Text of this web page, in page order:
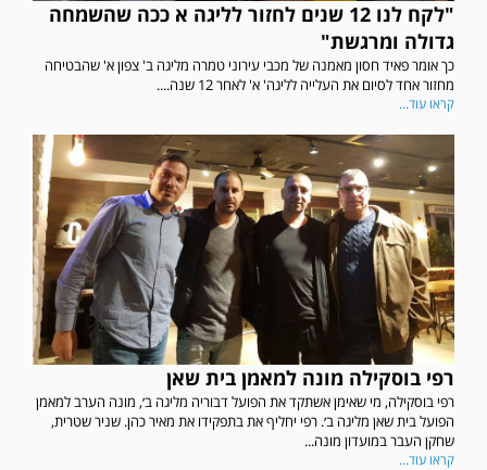
"לקח לנו 12 שנים לחזור לליגה א ככה שהשמחה
גדולה ומרגשת"
כך אומר פאיד חסון מאמנה של מכבי עירוני טמרה מליגה ב' צפון א' שהבטיחה
מחזור אחד לסיום את העלייה לליגה' א' לאחר 12 שנה....
קראו עוד...
רפי בוסקילה מונה למאמן בית שאן
רפי בוסקילה, מי שאימן אשתקד את הפועל דבוריה מליגה ב׳, מונה הערב למאמן
הפועל בית שאן מליגה ב׳. רפי יחליף את בתפקידו את מאיר כהן. שניר שטרית,
שחקן העבר במועדון מונה...
קראו עוד...